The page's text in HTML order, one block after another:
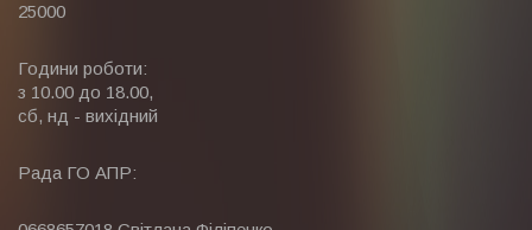
25000
Години роботи:
з 10.00 до 18.00,
сб, нд - вихідний
Рада ГО АПР: